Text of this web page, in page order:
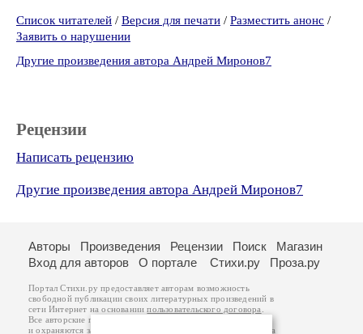
Список читателей / Версия для печати / Разместить анонс /
Заявить о нарушении
Другие произведения автора Андрей Миронов7
Рецензии
Написать рецензию
Другие произведения автора Андрей Миронов7
Авторы Произведения Рецензии Поиск
Магазин
Вход для авторов
О портале Стихи.ру Проза.ру
Портал Стихи.ру предоставляет авторам возможность
свободной публикации своих литературных произведений в
сети Интернет на основаниипользовательского договора
Все авторские права на произведения принадлежат авторам
и охраняются законом . Перепечатка произведений возможна